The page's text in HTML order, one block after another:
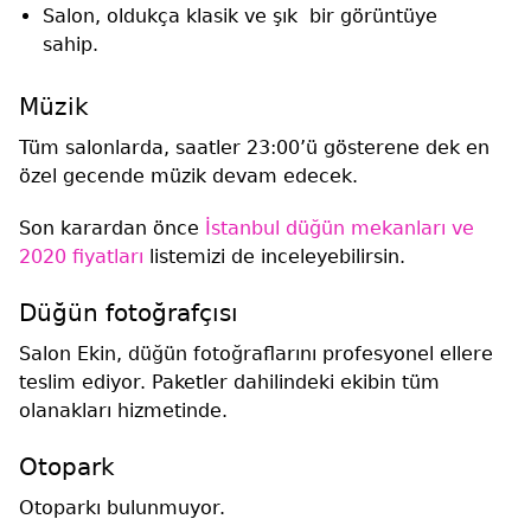
Salon, oldukça klasik ve şık bir görüntüye
sahip.
Müzik
Tüm salonlarda, saatler 23:00’ü gösterene dek en
özel gecende müzik devam edecek.
Son karardan önce İstanbul düğün mekanları ve
2020 fiyatları listemizi de inceleyebilirsin.
Düğün fotoğrafçısı
Salon Ekin, düğün fotoğraflarını profesyonel ellere
teslim ediyor. Paketler dahilindeki ekibin tüm
olanakları hizmetinde.
Otopark
Otoparkı bulunmuyor.